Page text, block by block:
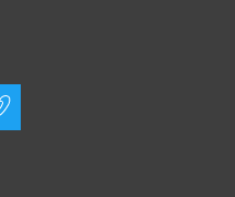
ons op Vimeo